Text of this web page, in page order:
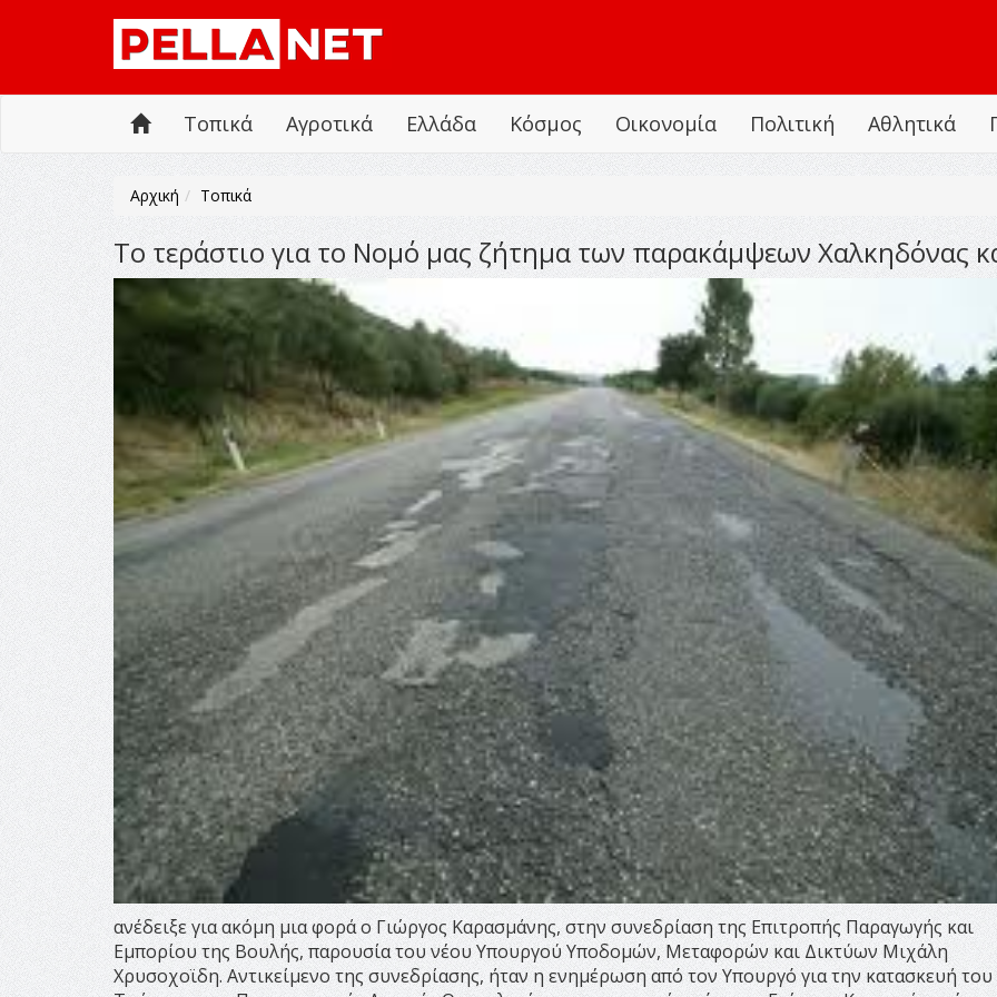
Τοπικά Αγροτικά Ελλάδα Κόσμος Οικονομία Πολιτική Αθλητικά
Αρχική Τοπικά
Το τεράστιο για το Νομό μας ζήτημα των παρακάμψεων Χαλκηδόνας
ανέδειξε για ακόμη μια φορά ο Γιώργος Καρασμάνης, στην συνεδρίαση της Επιτροπής Παραγωγής και
Εμπορίου της Βουλής, παρουσία του νέου Υπουργού Υποδομών, Μεταφορών και Δικτύων Μιχάλη
Χρυσοχοϊδη. Αντικείμενο της συνεδρίασης, ήταν η ενημέρωση από τον Υπουργό για την κατασκευή